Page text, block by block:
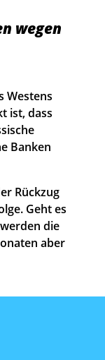
wegen
Westens
ist, dass
Banken
Rückzug
Geht es
die
aber